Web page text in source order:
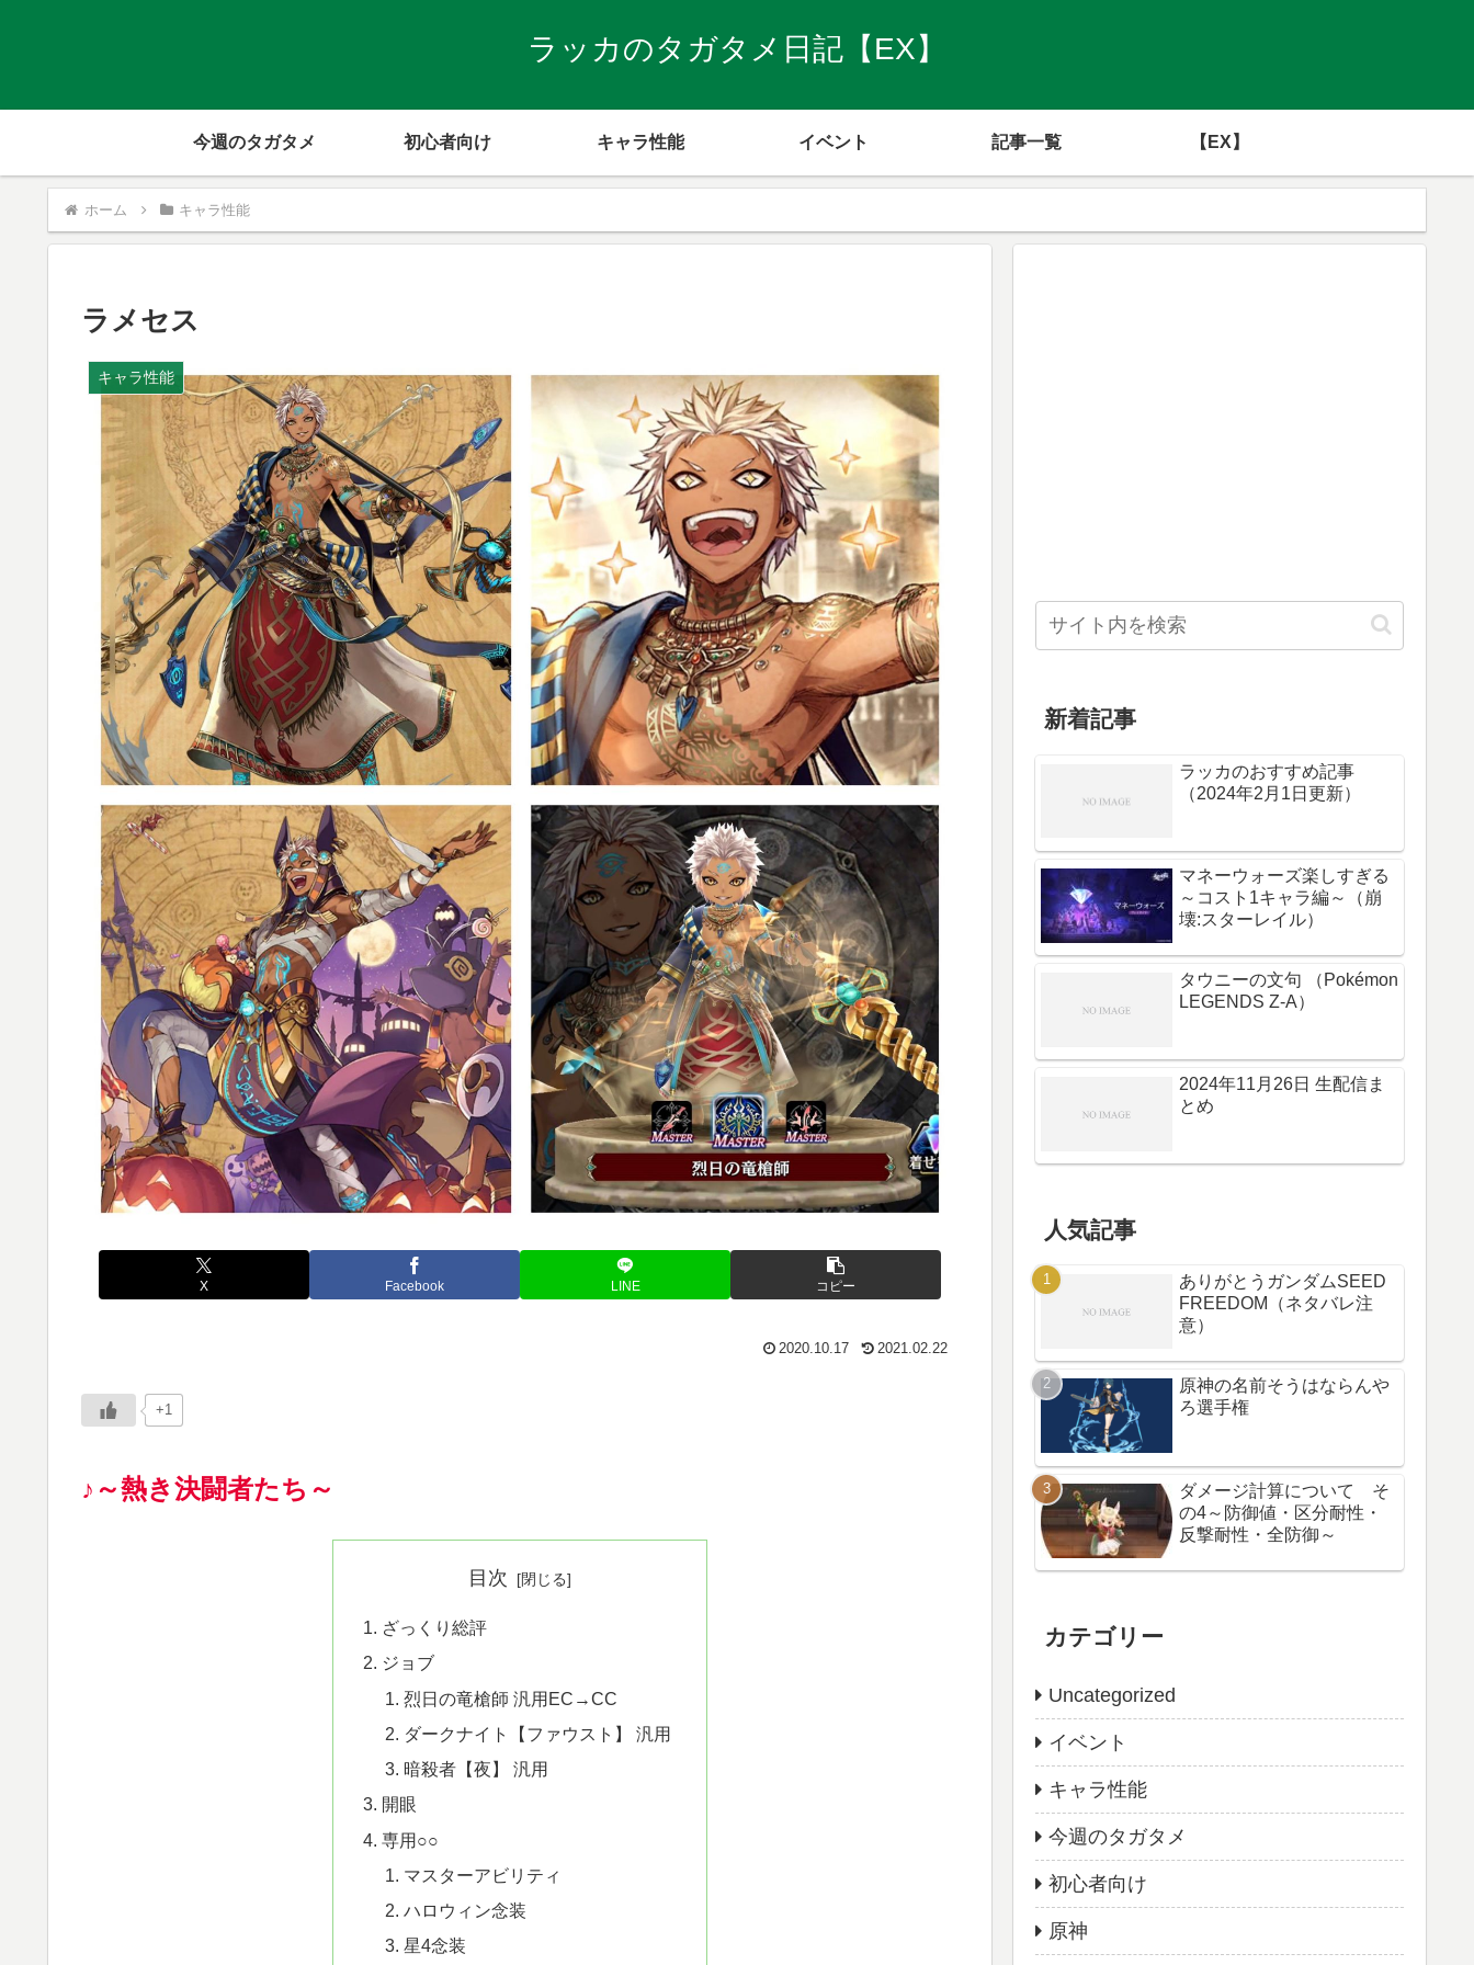
ラッカのタガタメ日記【EX】
今週のタガタメ 初心者向け キャラ性能 イベント 記事一覧 【EX】
ホーム キャラ性能
ラメセス
キャラ性能
X Facebook LINE コピー
2020.10.17 2021.02.22
+1
♪～熱き決闘者たち～
目次
ざっくり総評
ジョブ
烈日の竜槍師 汎用EC→CC
ダークナイト【ファウスト】 汎用
暗殺者【夜】 汎用
開眼
専用○○
マスターアビリティ
ハロウィン念装
星4念装
新着記事
ラッカのおすすめ記事
（2024年2月1日更新）
マネーウォーズ楽しすぎる
～コスト1キャラ編～（崩
壊:スターレイル）
タウニーの文句 （Pokémon
LEGENDS Z-A）
2024年11月26日 生配信ま
とめ
人気記事
ありがとうガンダムSEED
FREEDOM（ネタバレ注
意）
原神の名前そうはならんや
ろ選手権
ダメージ計算について そ
の4～防御値・区分耐性・
反撃耐性・全防御～
カテゴリー
Uncategorized
イベント
キャラ性能
今週のタガタメ
初心者向け
原神